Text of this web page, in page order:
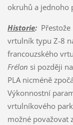
okruhů a jednoho
Historie:Přestože
vrtulník typu Z-8
francouzského
Frélon si později
PLA nicméně
Výkonnostní
vrtulníkového
možné považovat